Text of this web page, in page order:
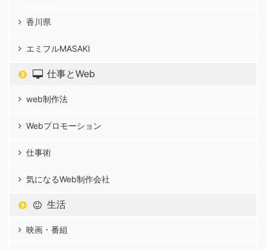
香川県
エミフルMASAKI
仕事とWeb
web制作法
Webプロモーション
仕事術
気になるWeb制作会社
生活
映画・番組